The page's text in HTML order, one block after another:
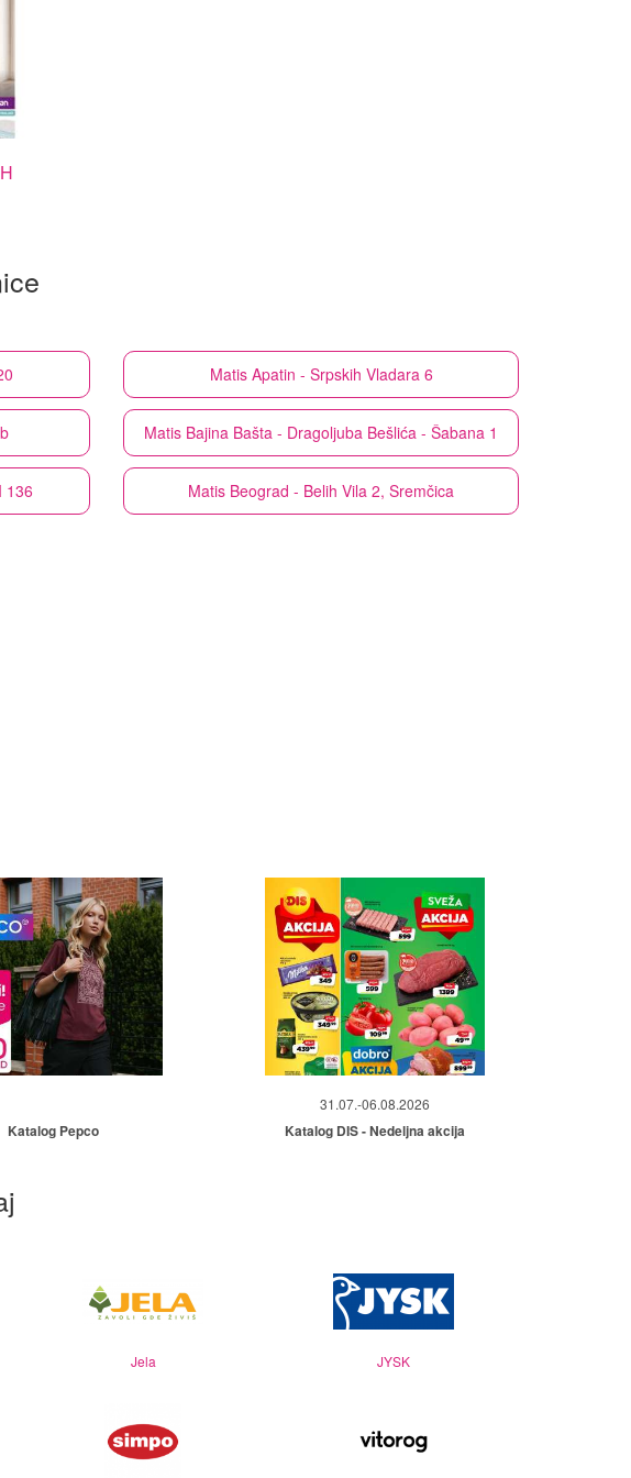
Matis Apatin - Srpskih Vladara 6
Matis Bajina Bašta - Dragoljuba Bešlića - Šabana 1
136 Matis Beograd - Belih Vila 2, Sremčica
Katalog Pepco
31.07.-06.08.2026
Katalog DIS - Nedeljna akcija
Jela JYSK